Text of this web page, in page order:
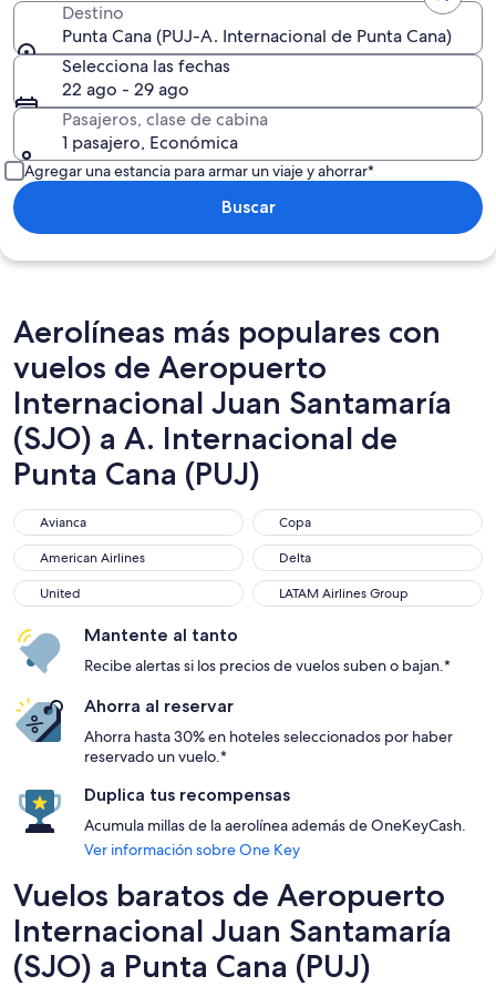
Destino
Punta Cana (PUJ-A. Internacional de Punta Cana)
Selecciona las fechas
22 ago - 29 ago
Pasajeros, clase de cabina
1 pasajero, Económica
Agregar una estancia para armar un viaje y ahorrar*
Buscar
Aerolíneas más populares con
vuelos de Aeropuerto
Internacional Juan Santamaría
(SJO) a A. Internacional de
Punta Cana (PUJ)
Avianca
Avianca Copa
Copa
American Airlines
American Airlines Delta
Delta
United
United LATAM Airlines Group
LATAM Airlines Group
Mantente al tanto
Recibe alertas si los precios de vuelos suben o bajan.*
Ahorra al reservar
Ahorra hasta 30% en hoteles seleccionados por haber
reservado un vuelo.*
Duplica tus recompensas
Acumula millas de la aerolínea además de OneKeyCash.
Ver información sobre One Key
Vuelos baratos de Aeropuerto
Internacional Juan Santamaría
(SJO) a Punta Cana (PUJ)